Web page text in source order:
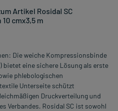
Artikel Rosidal SC
cmx3,5 m
Die weiche Kompressionsbinde
bietet eine sichere Lösung als erste
phlebologischen
Unterseite schützt
Druckverteilung und
Verbandes. Rosidal SC ist sowohl